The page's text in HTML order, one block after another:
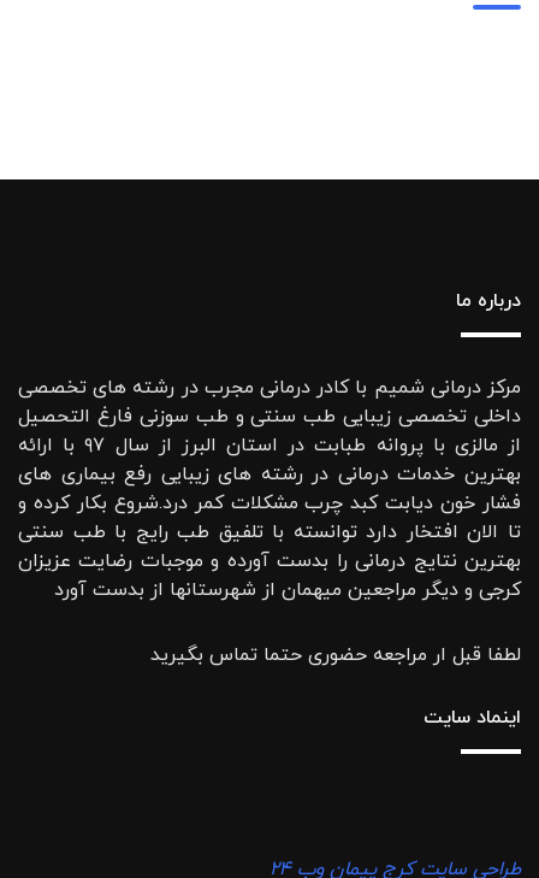
درباره ما
مرکز درمانی شمیم با کادر درمانی مجرب در رشته های تخصصی
داخلی تخصصی زیبایی طب سنتی و طب سوزنی فارغ التحصیل
از مالزی با پروانه طبابت در استان البرز از سال ۹۷ با ارائه
بهترین خدمات درمانی در رشته‌ های زیبایی رفع بیماری های
فشار خون دیابت کبد چرب مشکلات کمر درد.شروع بکار کرده و
تا الان افتخار دارد توانسته با تلفیق طب رایج با طب سنتی
بهترین نتایج درمانی را بدست آورده و موجبات رضایت عزیزان
کرجی و دیگر مراجعین میهمان از شهرستانها از بدست آورد
لطفا قبل ار مراجعه حضوری حتما تماس بگیرید
اینماد سایت
طراحی سایت کرج پیمان وب ۲۴